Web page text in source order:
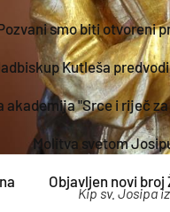
smo biti otvoreni
Kutleša
akademija "Srce i riječ
Molitva svetom
Objavljen novi
Kip sv. Josipa